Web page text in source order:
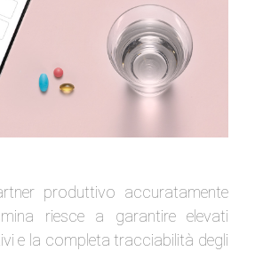
produttivo accuratamente
riesce a garantire elevati
e la completa tracciabilità degli